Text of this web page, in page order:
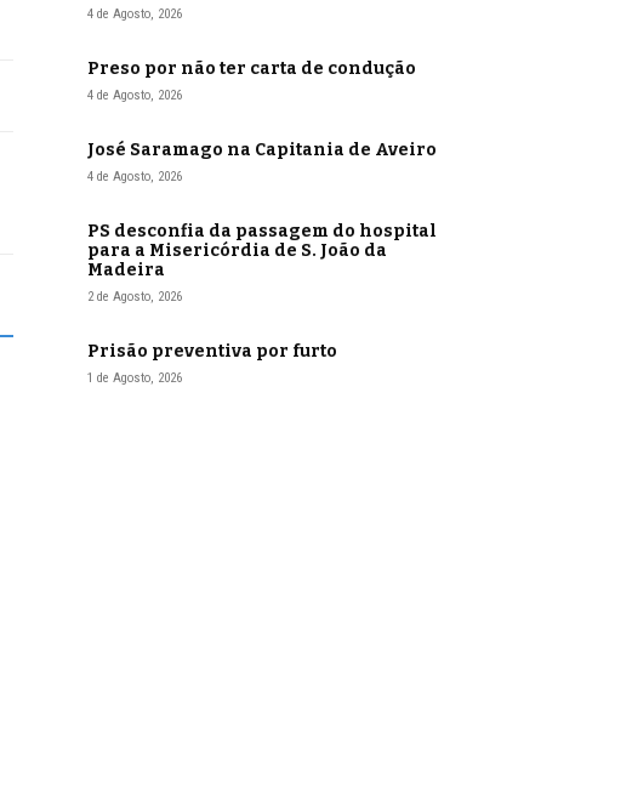
4 de Agosto, 2026
Preso por não ter carta de condução
4 de Agosto, 2026
José Saramago na Capitania de Aveiro
4 de Agosto, 2026
PS desconfia da passagem do hospital
para a Misericórdia de S. João da
Madeira
2 de Agosto, 2026
Prisão preventiva por furto
1 de Agosto, 2026